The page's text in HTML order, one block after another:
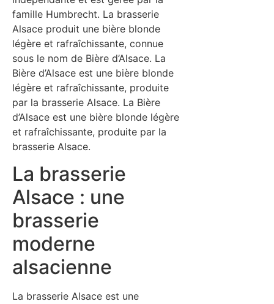
famille Humbrecht. La brasserie
Alsace produit une bière blonde
légère et rafraîchissante, connue
sous le nom de Bière d’Alsace. La
Bière d’Alsace est une bière blonde
légère et rafraîchissante, produite
par la brasserie Alsace. La Bière
d’Alsace est une bière blonde légère
et rafraîchissante, produite par la
brasserie Alsace.
La brasserie
Alsace : une
brasserie
moderne
alsacienne
La brasserie Alsace est une